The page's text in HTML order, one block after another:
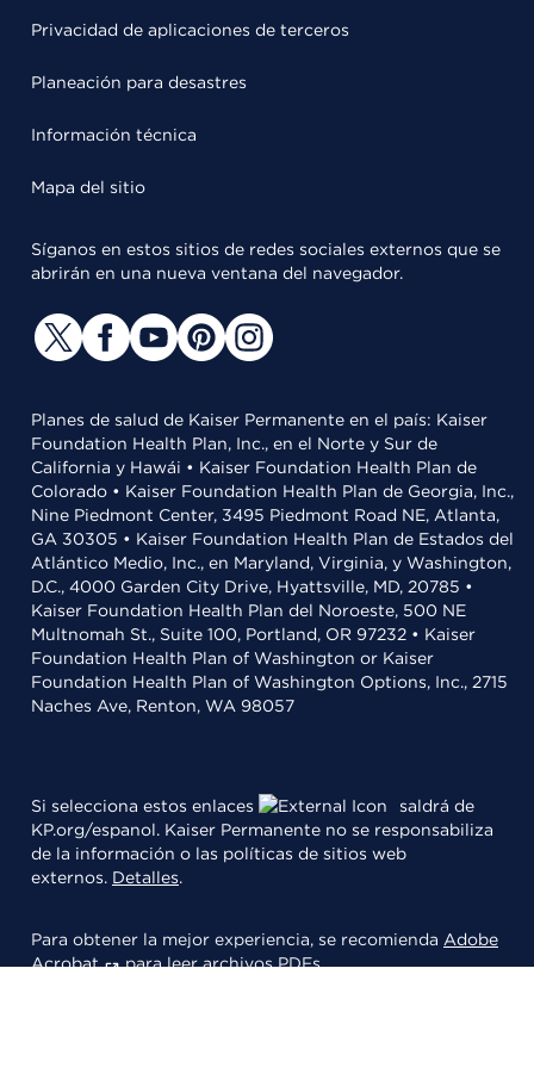
Privacidad de aplicaciones de terceros
Planeación para desastres
Información técnica
Mapa del sitio
Síganos en estos sitios de redes sociales externos que se
abrirán en una nueva ventana del navegador.
Planes de salud de Kaiser Permanente en el país: Kaiser
Foundation Health Plan, Inc., en el Norte y Sur de
California y Hawái • Kaiser Foundation Health Plan de
Colorado • Kaiser Foundation Health Plan de Georgia, Inc.,
Nine Piedmont Center, 3495 Piedmont Road NE, Atlanta,
GA 30305 • Kaiser Foundation Health Plan de Estados del
Atlántico Medio, Inc., en Maryland, Virginia, y Washington,
D.C., 4000 Garden City Drive, Hyattsville, MD, 20785 •
Kaiser Foundation Health Plan del Noroeste, 500 NE
Multnomah St., Suite 100, Portland, OR 97232 • Kaiser
Foundation Health Plan of Washington or Kaiser
Foundation Health Plan of Washington Options, Inc., 2715
Naches Ave, Renton, WA 98057
Si selecciona estos enlaces
saldrá de
KP.org/espanol. Kaiser Permanente no se responsabiliza
de la información o las políticas de sitios web
externos. Detalles.
Para obtener la mejor experiencia, se recomienda Adobe
Acrobat
para leer archivos PDFs.